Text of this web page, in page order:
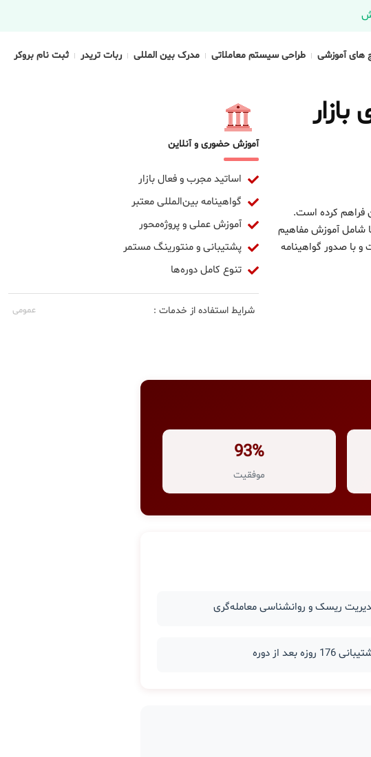
های آموزشی طراحی سیستم معاملاتی مدرک بین المللی ربات تریدر ثبت نام بروکر
فراهم کرده است.
شامل آموزش مفاهیم
با صدور گواهینامه
آموزش حضوری و آنلاین
اساتید مجرب و فعال بازار
گواهینامه بین‌المللی معتبر
آموزش عملی و پروژه‌محور
پشتیبانی و منتورینگ مستمر
تنوع کامل دوره‌ها
شرایط استفاده از خدمات : عمومی
93%
موفقیت
ریسک و روانشناسی معامله‌گری
176 روزه بعد از دوره